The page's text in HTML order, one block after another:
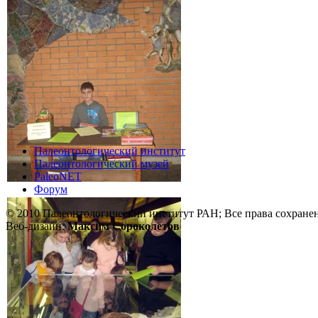
Палеонтологический институт
Палеонтологический музей
PaleoNET
Форум
© 2010 Палеонтологический институт РАН; Все права
Веб-дизайн:Максим Сороколетов